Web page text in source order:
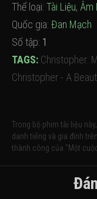
Thể loại: Tài Liệu, Âm
Quốc gia: Đan Mạch
Số tập: 1
TAGS: Christopher:
Christopher - A
Trong bộ phim tài liệu
danh tiếng và gia đình
thành công của "Một